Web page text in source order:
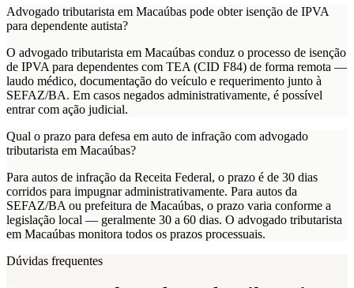
Advogado tributarista em Macaúbas pode obter isenção de IPVA
para dependente autista?
O advogado tributarista em Macaúbas conduz o processo de isenção
de IPVA para dependentes com TEA (CID F84) de forma remota —
laudo médico, documentação do veículo e requerimento junto à
SEFAZ/BA. Em casos negados administrativamente, é possível
entrar com ação judicial.
Qual o prazo para defesa em auto de infração com advogado
tributarista em Macaúbas?
Para autos de infração da Receita Federal, o prazo é de 30 dias
corridos para impugnar administrativamente. Para autos da
SEFAZ/BA ou prefeitura de Macaúbas, o prazo varia conforme a
legislação local — geralmente 30 a 60 dias. O advogado tributarista
em Macaúbas monitora todos os prazos processuais.
Dúvidas frequentes